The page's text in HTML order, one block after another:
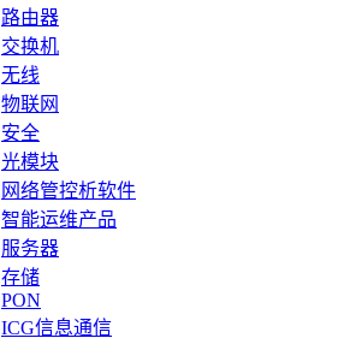
路由器
交换机
无线
物联网
安全
光模块
网络管控析软件
智能运维产品
服务器
存储
PON
ICG信息通信